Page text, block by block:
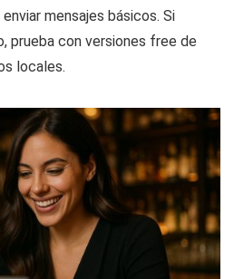
mensajes básicos. Si
prueba con versiones free de
locales.